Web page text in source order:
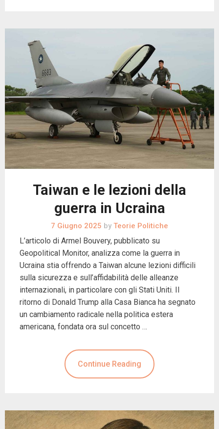
Taiwan e le lezioni della
guerra in Ucraina
7 Giugno 2025 by Teorie Politiche
L’articolo di Armel Bouvery, pubblicato su
Geopolitical Monitor, analizza come la guerra in
Ucraina stia offrendo a Taiwan alcune lezioni difficili
sulla sicurezza e sull’affidabilità delle alleanze
internazionali, in particolare con gli Stati Uniti. Il
ritorno di Donald Trump alla Casa Bianca ha segnato
un cambiamento radicale nella politica estera
americana, fondata ora sul concetto …
Continue Reading